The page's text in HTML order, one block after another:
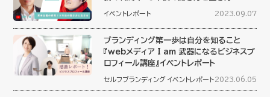
イベントレポート 2023.09.07
ブランディング第一歩は自分を知ること
『webメディア I am 武器になるビジネスプ
ロフィール講座』イベントレポート
セルフブランディング イベントレポート 2023.06.05